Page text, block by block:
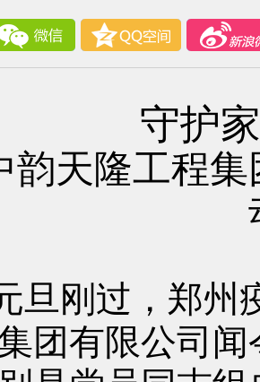
守护
天隆工程集
旦刚过，郑州
团有限公司